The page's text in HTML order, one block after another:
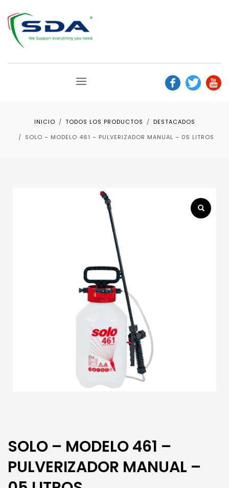
INICIO TODOS LOS PRODUCTOS
DESTACADOS
SOLO – MODELO 461 – PULVERIZADOR MANUAL – 05 LITROS
SOLO – MODELO 461 –
PULVERIZADOR MANUAL –